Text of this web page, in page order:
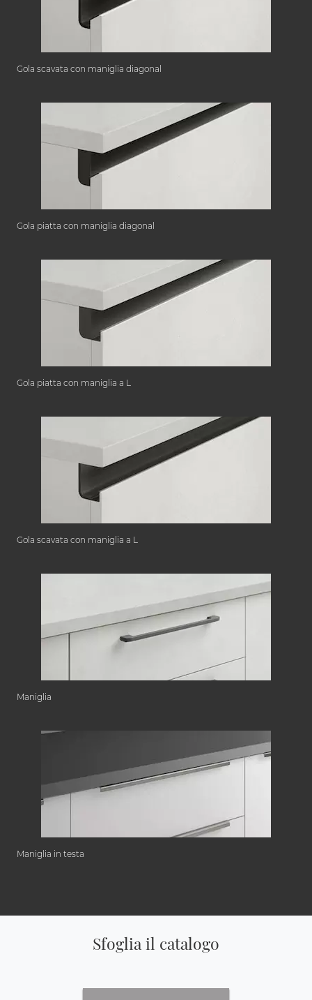
Gola scavata con maniglia diagonal
Gola piatta con maniglia diagonal
Gola piatta con maniglia a L
Gola scavata con maniglia a L
Maniglia
Maniglia in testa
Sfoglia il catalogo